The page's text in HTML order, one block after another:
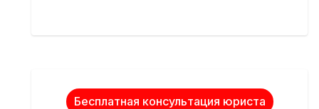
Бесплатная консультация юриста